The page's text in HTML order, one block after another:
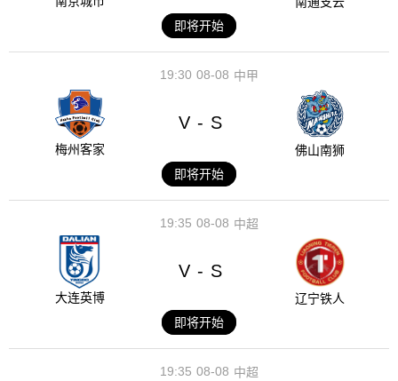
即将开始
08-08
19:30 中甲
梅州客家
V - S
佛山南狮
即将开始
08-08
19:35 中超
大连英博
V - S
辽宁铁人
即将开始
08-08
19:35 中超